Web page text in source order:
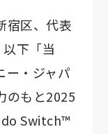
宿区、代表
下「当
ー・ジャパ
のもと2025
Switch™